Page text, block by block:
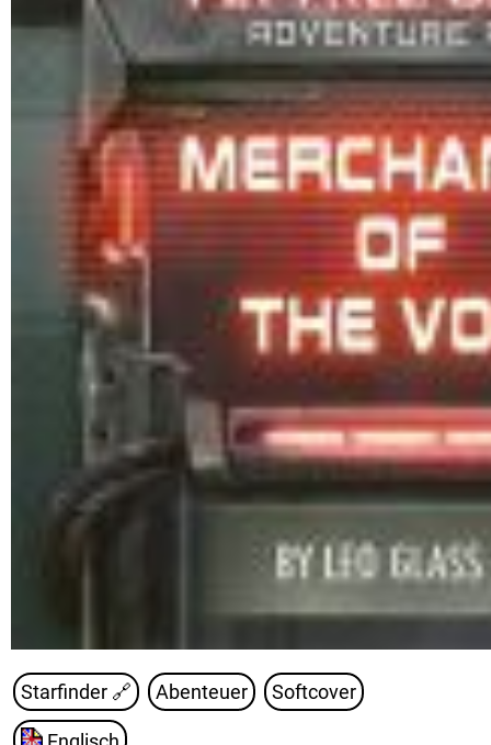
Starfinder 🔗 Abenteuer Softcover